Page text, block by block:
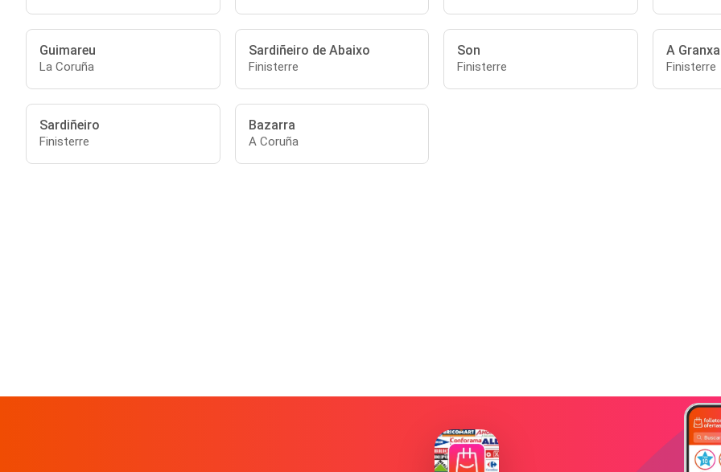
Guimareu
La Coruña
Sardiñeiro de Abaixo
Finisterre
Son
Finisterre
A Granxa
Finisterre
Sardiñeiro
Finisterre
Bazarra
A Coruña